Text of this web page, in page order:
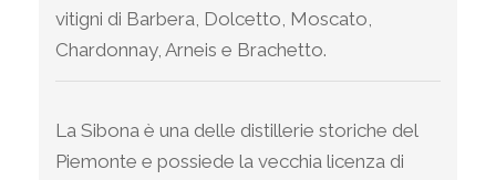
vitigni di Barbera, Dolcetto, Moscato,
Chardonnay, Arneis e Brachetto.
La Sibona è una delle distillerie storiche del
Piemonte e possiede la vecchia licenza di